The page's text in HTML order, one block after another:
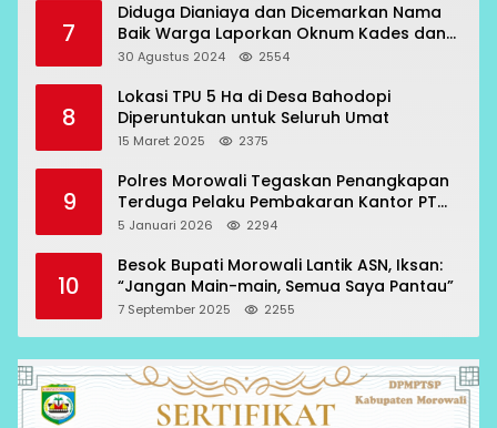
7
Diduga Dianiaya dan Dicemarkan Nama
Baik Warga Laporkan Oknum Kades dan
Oknum Polisi
30 Agustus 2024 2554
8
Lokasi TPU 5 Ha di Desa Bahodopi
Diperuntukan untuk Seluruh Umat
15 Maret 2025 2375
9
Polres Morowali Tegaskan Penangkapan
Terduga Pelaku Pembakaran Kantor PT
RCP Sesuai Prosedur
5 Januari 2026 2294
10
Besok Bupati Morowali Lantik ASN, Iksan:
“Jangan Main-main, Semua Saya Pantau”
7 September 2025 2255